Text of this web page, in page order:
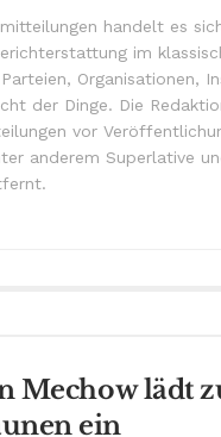
handelt es
im
Organisationen,
der Dinge. Die
vor
anderem Superlative
Mechow lädt
ein